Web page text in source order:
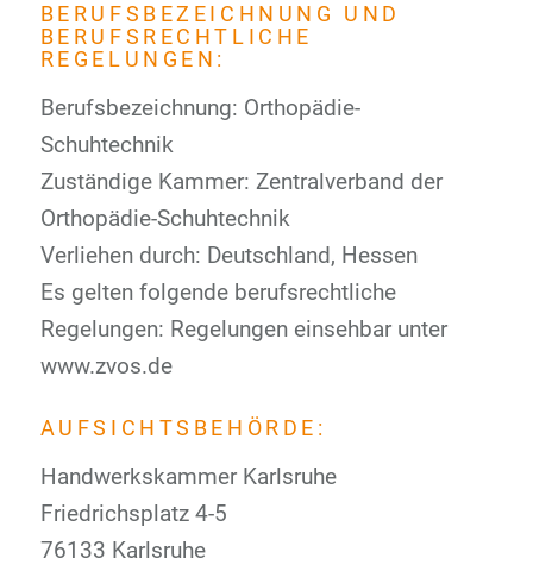
BERUFSBEZEICHNUNG UND
BERUFSRECHTLICHE
REGELUNGEN:
Berufsbezeichnung: Orthopädie-
Schuhtechnik
Zuständige Kammer: Zentralverband der
Orthopädie-Schuhtechnik
Verliehen durch: Deutschland, Hessen
Es gelten folgende berufsrechtliche
Regelungen: Regelungen einsehbar unter
www.zvos.de
AUFSICHTSBEHÖRDE:
Handwerkskammer Karlsruhe
Friedrichsplatz 4-5
76133 Karlsruhe